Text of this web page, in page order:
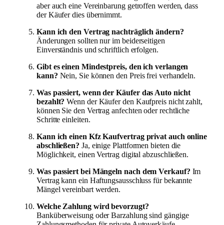
aber auch eine Vereinbarung getroffen werden, dass
der Käufer dies übernimmt.
Kann ich den Vertrag nachträglich ändern?
Änderungen sollten nur im beiderseitigen
Einverständnis und schriftlich erfolgen.
Gibt es einen Mindestpreis, den ich verlangen
kann? Nein, Sie können den Preis frei verhandeln.
Was passiert, wenn der Käufer das Auto nicht
bezahlt? Wenn der Käufer den Kaufpreis nicht zahlt,
können Sie den Vertrag anfechten oder rechtliche
Schritte einleiten.
Kann ich einen Kfz Kaufvertrag privat auch online
abschließen? Ja, einige Plattformen bieten die
Möglichkeit, einen Vertrag digital abzuschließen.
Was passiert bei Mängeln nach dem Verkauf? Im
Vertrag kann ein Haftungsausschluss für bekannte
Mängel vereinbart werden.
Welche Zahlung wird bevorzugt?
Banküberweisung oder Barzahlung sind gängige